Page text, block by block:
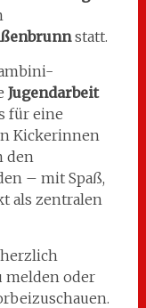
statt.
Jugendarbeit
für eine
Kickerinnen
den
– mit Spaß,
als zentralen
melden oder